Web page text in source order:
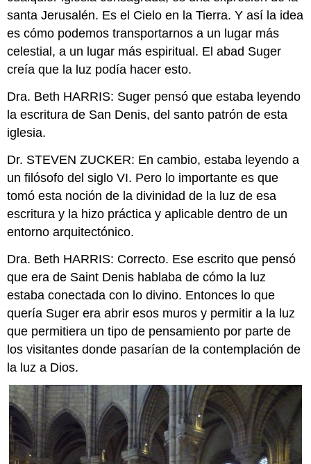
santa Jerusalén. Es el Cielo en la Tierra. Y así la idea
es cómo podemos transportarnos a un lugar más
celestial, a un lugar más espiritual. El abad Suger
creía que la luz podía hacer esto.
Dra. Beth HARRIS: Suger pensó que estaba leyendo
la escritura de San Denis, del santo patrón de esta
iglesia.
Dr. STEVEN ZUCKER: En cambio, estaba leyendo a
un filósofo del siglo VI. Pero lo importante es que
tomó esta noción de la divinidad de la luz de esa
escritura y la hizo práctica y aplicable dentro de un
entorno arquitectónico.
Dra. Beth HARRIS: Correcto. Ese escrito que pensó
que era de Saint Denis hablaba de cómo la luz
estaba conectada con lo divino. Entonces lo que
quería Suger era abrir esos muros y permitir a la luz
que permitiera un tipo de pensamiento por parte de
los visitantes donde pasarían de la contemplación de
la luz a Dios.